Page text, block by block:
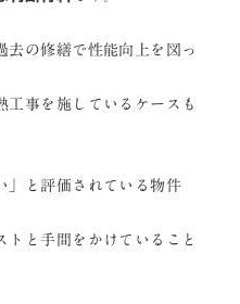
去の修繕で性能向上を図っ
工事を施しているケースも
」と評価されている物件
トと手間をかけていること